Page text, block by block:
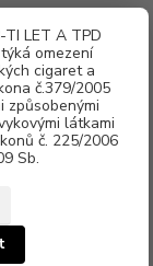
TI LET A TPD
omezení
cigaret a
č.379/2005
způsobenými
látkami
č. 225/2006
Sb.
Menu
za0 Kč